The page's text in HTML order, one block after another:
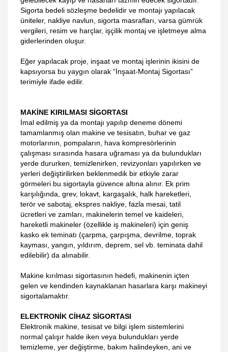
Sigorta bedeli sözleşme bedelidir ve montajı yapılacak
üniteler, nakliye navlun, sigorta masrafları, varsa gümrük
vergileri, resim ve harçlar, işçilik montaj ve işletmeye alma
giderlerinden oluşur.
Eğer yapılacak proje, inşaat ve montaj işlerinin ikisini de
kapsıyorsa bu yaygın olarak “İnşaat-Montaj Sigortası”
terimiyle ifade edilir.
MAKİNE KIRILMASI SİGORTASI
İmal edilmiş ya da montajı yapılıp deneme dönemi
tamamlanmış olan makine ve tesisatın, buhar ve gaz
motorlarının, pompaların, hava kompresörlerinin
çalışması sırasında hasara uğraması ya da bulundukları
yerde dururken, temizlenirken, revizyonları yapılırken ve
yerleri değiştirilirken beklenmedik bir etkiyle zarar
görmeleri bu sigortayla güvence altına alınır. Ek prim
karşılığında, grev, lokavt, kargaşalık, halk hareketleri,
terör ve sabotaj, ekspres nakliye, fazla mesai, tatil
ücretleri ve zamları, makinelerin temel ve kaideleri,
hareketli makineler (özellikle iş makineleri) için geniş
kasko ek teminatı (çarpma, çarpışma, devrilme, toprak
kayması, yangın, yıldırım, deprem, sel vb. teminata dahil
edilebilir) da alınabilir.
Makine kırılması sigortasının hedefi, makinenin içten
gelen ve kendinden kaynaklanan hasarlara karşı makineyi
sigortalamaktır.
ELEKTRONİK CİHAZ SİGORTASI
Elektronik makine, tesisat ve bilgi işlem sistemlerini
normal çalışır halde iken veya bulundukları yerde
temizleme, yer değiştirme, bakım halindeyken, ani ve